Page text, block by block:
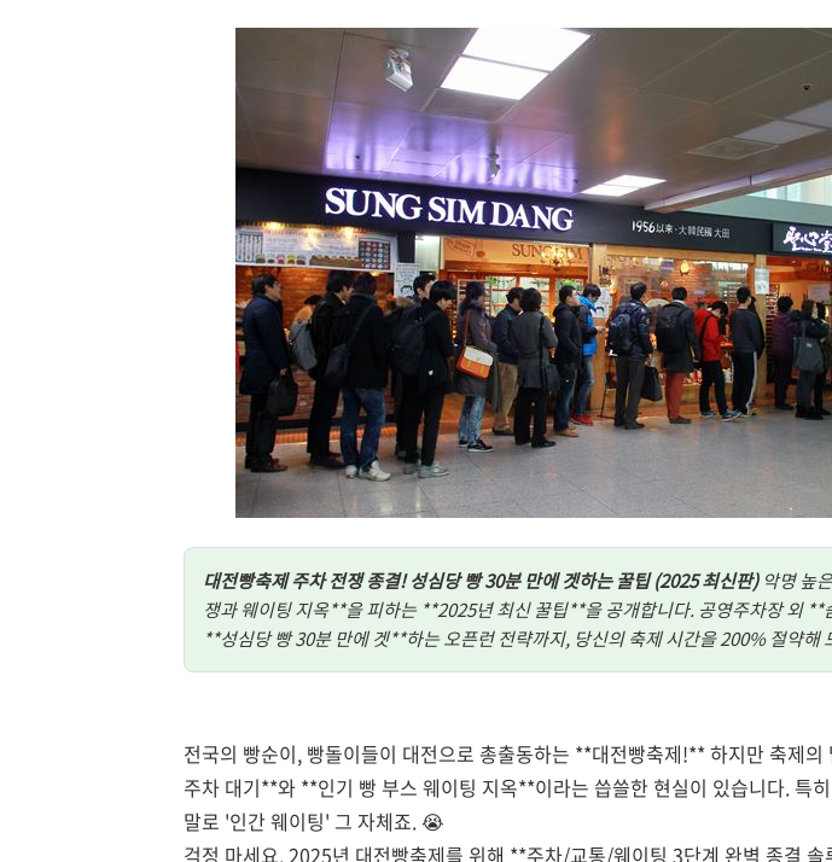
대전빵축제 주차 전쟁 종결! 성심당 빵 30분 만에 겟하는 꿀팁 (2025 최신판)악명 높
쟁과 웨이팅 지옥**을 피하는 **2025년 최신 꿀팁**을 공개합니다. 공영주차장 외
**성심당 빵 30분 만에 겟**하는 오픈런 전략까지, 당신의 축제 시간을 200% 절약
전국의 빵순이, 빵돌이들이 대전으로 총출동하는 **대전빵축제!** 하지만 축제
주차 대기**와 **인기 빵 부스 웨이팅 지옥**이라는 씁쓸한 현실이 있습니다. 특
말로 '인간 웨이팅' 그 자체죠. 😭
걱정 마세요. 2025년 대전빵축제를 위해 **주차/교통/웨이팅 3단계 완벽 종결